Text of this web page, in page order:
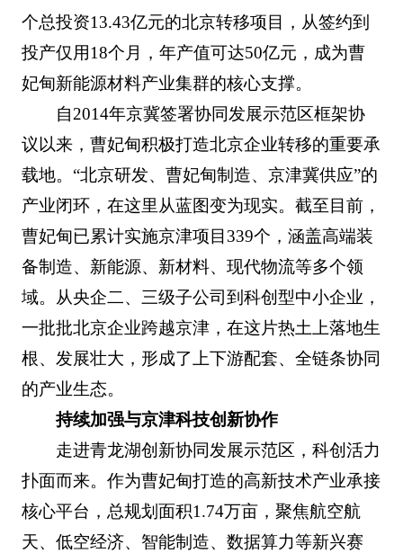
个总投资13.43亿元的北京转移项目，从签约到
投产仅用18个月，年产值可达50亿元，成为曹
妃甸新能源材料产业集群的核心支撑。
自2014年京冀签署协同发展示范区框架协
议以来，曹妃甸积极打造北京企业转移的重要承
载地。“北京研发、曹妃甸制造、京津冀供应”的
产业闭环，在这里从蓝图变为现实。截至目前，
曹妃甸已累计实施京津项目339个，涵盖高端装
备制造、新能源、新材料、现代物流等多个领
域。从央企二、三级子公司到科创型中小企业，
一批批北京企业跨越京津，在这片热土上落地生
根、发展壮大，形成了上下游配套、全链条协同
的产业生态。
持续加强与京津科技创新协作
走进青龙湖创新协同发展示范区，科创活力
扑面而来。作为曹妃甸打造的高新技术产业承接
核心平台，总规划面积1.74万亩，聚焦航空航
天、低空经济、智能制造、数据算力等新兴赛